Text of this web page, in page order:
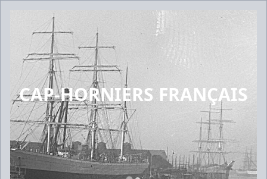
CAP-HORNIERS FRANÇAIS